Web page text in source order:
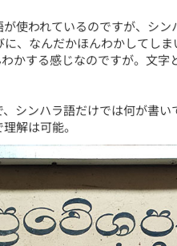
使われているのですが、シ
、なんだかほんわかしてし
かする感じなのですが。文
シンハラ語だけでは何が書
解は可能。